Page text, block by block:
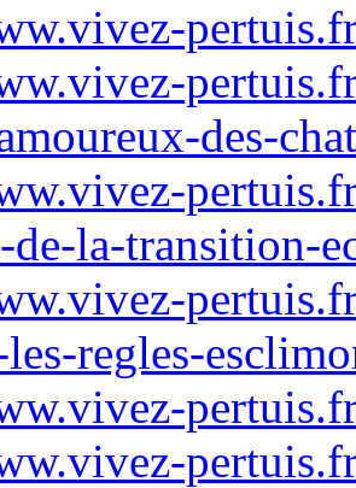
des-
de-la-transition-
les-regles-